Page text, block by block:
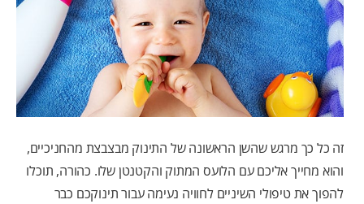
זה כל כך מרגש שהשן הראשונה של התינוק מבצבצת מהחניכיים,
והוא מחייך אליכם עם הלועס המתוק והקטנטן שלו. כהורה, תוכלו
להפוך את טיפולי השיניים לחוויה נעימה עבור תינוקכם כבר